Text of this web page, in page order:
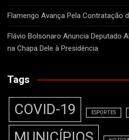
Flamengo Avança Pela Contratação
Flávio Bolsonaro Anuncia Deputado
na Chapa Dele à Presidência
Tags
COVID-19 ESPORTES